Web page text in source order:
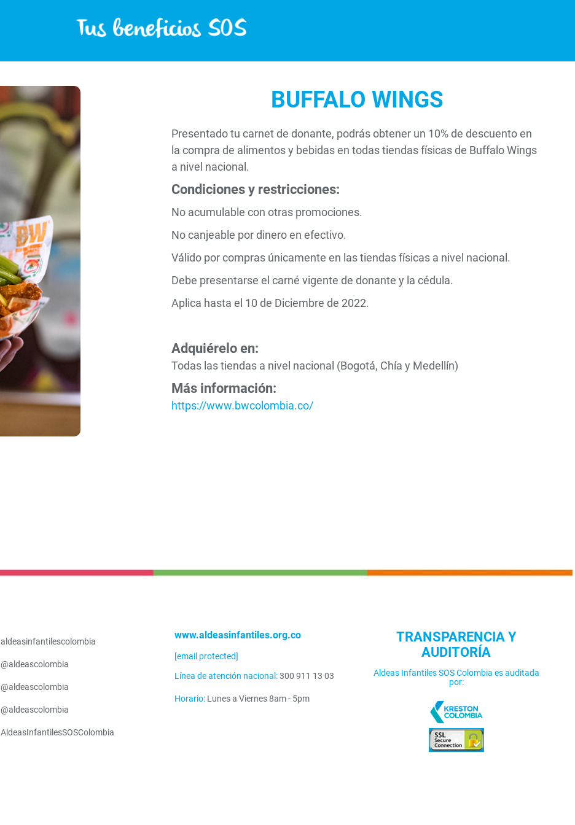
BUFFALO WINGS
Presentado tu carnet de donante, podrás obtener un 10% de descuento en
la compra de alimentos y bebidas en todas tiendas físicas de Buffalo Wings
a nivel nacional.
Condiciones y restricciones:
No acumulable con otras promociones.
No canjeable por dinero en efectivo.
Válido por compras únicamente en las tiendas físicas a nivel nacional.
Debe presentarse el carné vigente de donante y la cédula.
Aplica hasta el 10 de Diciembre de 2022.
Adquiérelo en:
Todas las tiendas a nivel nacional (Bogotá, Chía y Medellín)
Más información:
https://www.bwcolombia.co/
aldeasinfantilescolombia
@aldeascolombia
@aldeascolombia
@aldeascolombia
AldeasInfantilesSOSColombia
www.aldeasinfantiles.org.co
[email protected]
Línea de atención nacional:300 911 13 03
Horario: Lunes a Viernes 8am - 5pm
TRANSPARENCIA Y
AUDITORÍA
Aldeas Infantiles SOS Colombia es auditada
por: